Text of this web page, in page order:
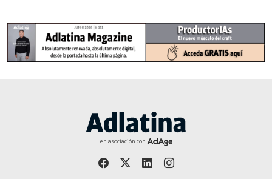
en asociación con